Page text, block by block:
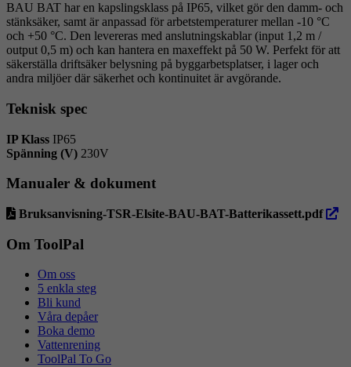
BAU BAT har en kapslingsklass på IP65, vilket gör den damm- och
stänksäker, samt är anpassad för arbetstemperaturer mellan -10 °C
och +50 °C. Den levereras med anslutningskablar (input 1,2 m /
output 0,5 m) och kan hantera en maxeffekt på 50 W. Perfekt för att
säkerställa driftsäker belysning på byggarbetsplatser, i lager och
andra miljöer där säkerhet och kontinuitet är avgörande.
Teknisk spec
IP Klass IP65
Spänning (V) 230V
Manualer & dokument
Bruksanvisning-TSR-Elsite-BAU-BAT-Batterikassett.pdf
Om ToolPal
Om oss
5 enkla steg
Bli kund
Våra depåer
Boka demo
Vattenrening
ToolPal To Go